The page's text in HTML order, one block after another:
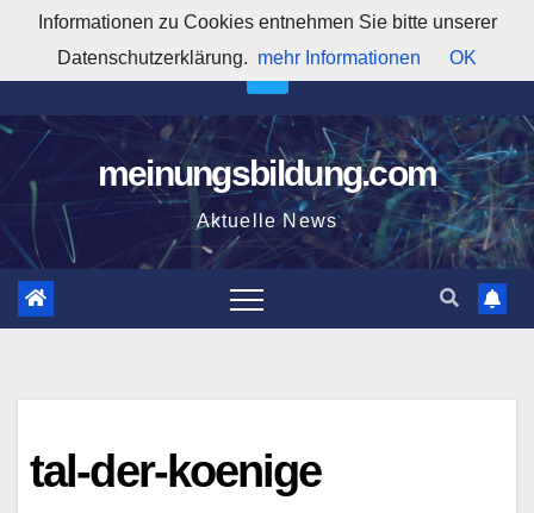
springen
12:49:07 PM
meinungsbildung.com
Aktuelle News
tal-der-koenige
Informationen zu Cookies entnehmen Sie bitte unserer
Datenschutzerklärung. mehr Informationen OK